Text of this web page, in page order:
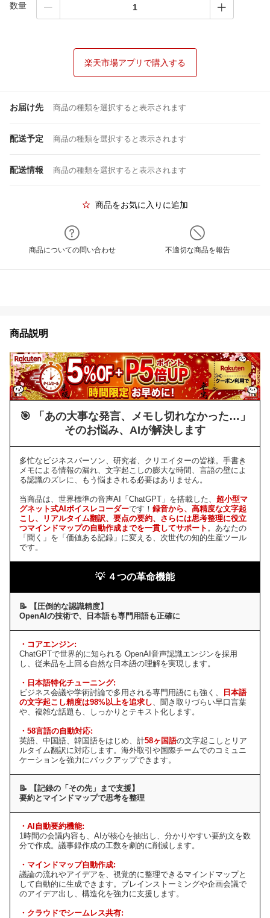
数量
楽天市場アプリで購入する
お届け先 商品の種類を選択すると表示されます
配送予定 商品の種類を選択すると表示されます
配送情報 商品の種類を選択すると表示されます
商品をお気に入りに追加
商品についての問い合わせ 不適切な商品を報告
商品説明
🎯 「あの大事な発言、メモし切れなかった…」
そのお悩み、AIが解決します
多忙なビジネスパーソン、研究者、クリエイターの皆様。手書き
メモによる情報の漏れ、文字起こしの膨大な時間、言語の壁によ
る認識のズレに、もう悩まされる必要はありません。
当商品は、世界標準の音声AI「ChatGPT」を搭載した、 超小型マ
グネット式AIボイスレコーダーです！ 録音から、高精度な文字起
こし、リアルタイム翻訳、要点の要約、さらには思考整理に役立
つマインドマップの自動作成までを一貫してサポート 。あなたの
「聞く」を「価値ある記録」に変える、次世代の知的生産ツール
です。
💡 ４つの革命機能
📝 【圧倒的な認識精度】
OpenAIの技術で、日本語も専門用語も正確に
・コアエンジン:
ChatGPTで世界的に知られる OpenAI音声認識エンジンを採用
し、従来品を上回る自然な日本語の理解を実現します。
・日本語特化チューニング:
ビジネス会議や学術討論で多用される専門用語にも強く、
日本語
の文字起こし精度は98%以上を追求し 、聞き取りづらい早口言葉
や、複雑な話題も、しっかりとテキスト化します。
・58言語の自動対応:
英語、中国語、韓国語をはじめ、計58ヶ国語の文字起こしとリア
ルタイム翻訳に対応します。海外取引や国際チームでのコミュニ
ケーションを強力にバックアップできます。
📝 【記録の「その先」まで支援】
要約とマインドマップで思考を整理
・AI自動要約機能:
1時間の会議内容も、AIが核心を抽出し、分かりやすい要約文を数
分で作成。議事録作成の工数を劇的に削減します。
・マインドマップ自動作成:
議論の流れやアイデアを、視覚的に整理できるマインドマップと
して自動的に生成できます。ブレインストーミングや企画会議で
のアイデア出し、構造化を強力に支援します。
・クラウドでシームレス共有: